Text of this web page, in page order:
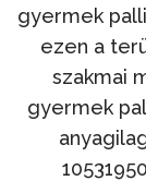
gyermek
ezen a
szakmai
gyermek